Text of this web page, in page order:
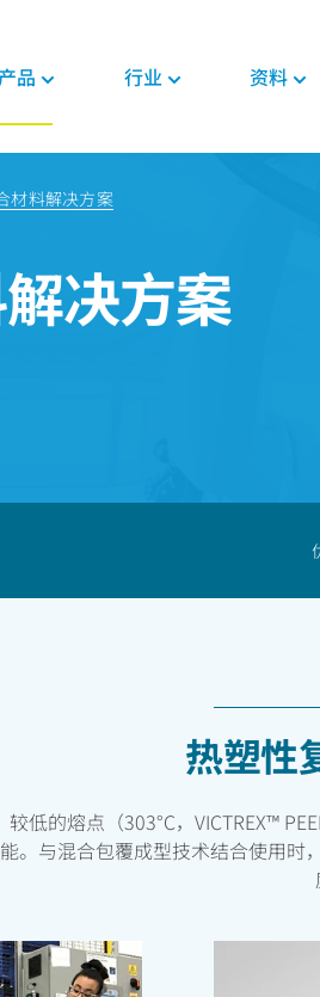
产品
LMPAEK 聚合物
行业
结构件
资料
网络研讨会
白皮书
使命
质量
可持续发展
专业技术知识
材料解决方案
决方案
热塑性
较低的熔点（303°C，VICTREX™
能。与混合包覆成型技术结合使用时